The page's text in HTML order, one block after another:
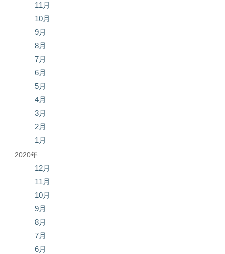
11月
10月
9月
8月
7月
6月
5月
4月
3月
2月
1月
2020年
12月
11月
10月
9月
8月
7月
6月